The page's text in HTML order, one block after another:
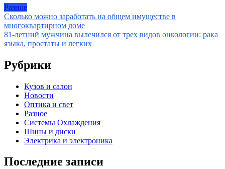
Разное
Навигация
по
записям
Сколько можно заработать на общем имуществе в
многоквартирном доме
81-летний мужчина вылечился от трех видов онкологии: рака
языка, простаты и легких
Рубрики
Кузов и салон
Новости
Оптика и свет
Разное
Системы Охлаждения
Шины и диски
Электрика и электроника
Последние записи